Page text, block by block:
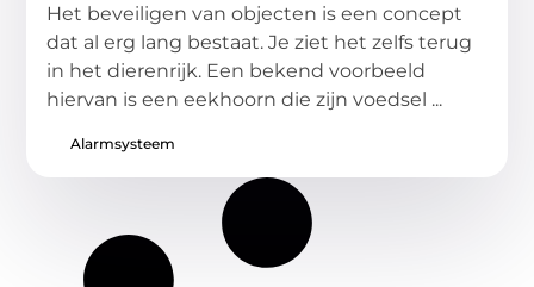
Het beveiligen van objecten is een concept
dat al erg lang bestaat. Je ziet het zelfs terug
in het dierenrijk. Een bekend voorbeeld
hiervan is een eekhoorn die zijn voedsel ...
Alarmsysteem